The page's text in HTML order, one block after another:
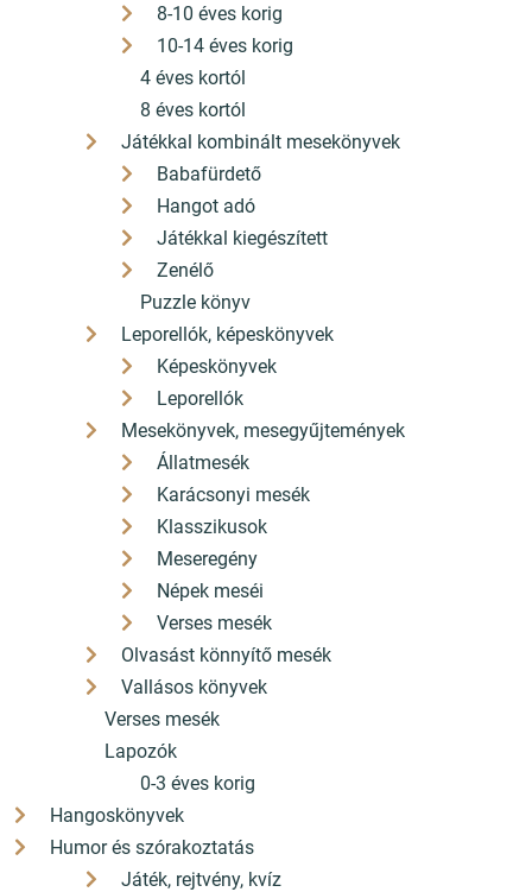
8-10 éves korig
10-14 éves korig
4 éves kortól
8 éves kortól
Játékkal kombinált mesekönyvek
Babafürdető
Hangot adó
Játékkal kiegészített
Zenélő
Puzzle könyv
Leporellók, képeskönyvek
Képeskönyvek
Leporellók
Mesekönyvek, mesegyűjtemények
Állatmesék
Karácsonyi mesék
Klasszikusok
Meseregény
Népek meséi
Verses mesék
Olvasást könnyítő mesék
Vallásos könyvek
Verses mesék
Lapozók
0-3 éves korig
Hangoskönyvek
Humor és szórakoztatás
Játék, rejtvény, kvíz
Adatkezelési nyilatkozat
Szállítási díjak
A bankkártyás fizetés szolgáltatója a Barion
©2025 konyvbox.hu